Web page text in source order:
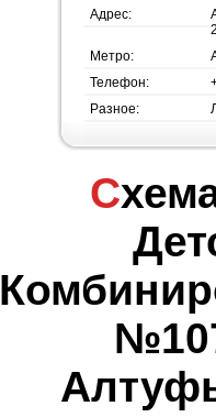
Адрес:
Метро:
Телефон:
Разное:
Схема проезда -